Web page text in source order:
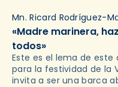
Mn. Ricard Rodríguez-
«Madre marinera,
todos»
Este es el lema de este
para la festividad de la
invita a ser una barca